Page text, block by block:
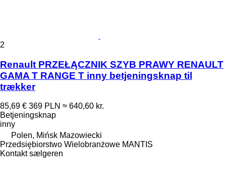
2
Renault PRZEŁĄCZNIK SZYB PRAWY RENAULT
GAMA T RANGE T inny betjeningsknap til
trækker
85,69 € 369 PLN ≈ 640,60 kr.
Betjeningsknap
inny
Polen, Mińsk Mazowiecki
Przedsiębiorstwo Wielobranżowe MANTIS
Kontakt sælgeren